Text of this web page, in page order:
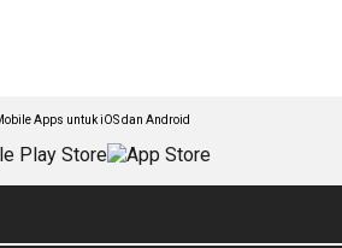
Apps untuk iOS dan Android